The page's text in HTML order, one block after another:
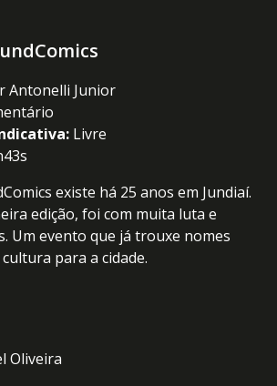
Antonelli Junior
Livre
existe há 25 anos em Jundiaí.
edição, foi com muita luta e
Um evento que já trouxe nomes
para a cidade.
Oliveira